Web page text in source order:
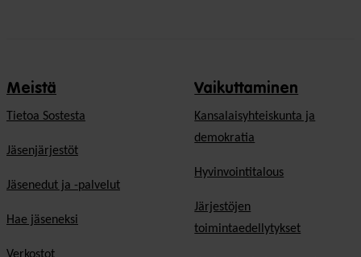
Meistä
Tietoa Sostesta
Jäsenjärjestöt
Jäsenedut ja -palvelut
Hae jäseneksi
Vaikuttaminen
Kansalaisyhteiskunta ja
demokratia
Hyvinvointitalous
Järjestöjen
toimintaedellytykset